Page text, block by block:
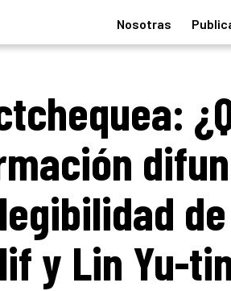
Nosotras
y Lin Yu-